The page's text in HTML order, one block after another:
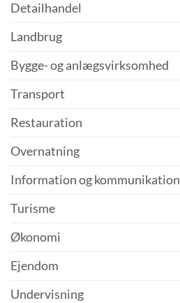
Detailhandel
Landbrug
Bygge- og anlægsvirksomhed
Transport
Restauration
Overnatning
Information og kommunikation
Turisme
Økonomi
Ejendom
Undervisning